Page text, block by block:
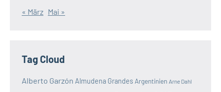
« März Mai »
Tag Cloud
Alberto Garzón Almudena Grandes Argentinien Arne Dahl